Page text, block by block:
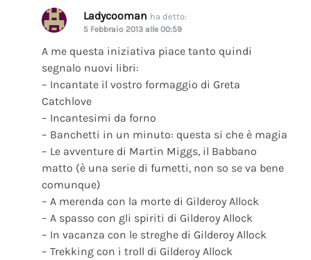
Ladycooman ha detto:
5 Febbraio 2013 alle 00:59
A me questa iniziativa piace tanto quindi
segnalo nuovi libri:
– Incantate il vostro formaggio di Greta
Catchlove
– Incantesimi da forno
– Banchetti in un minuto: questa si che è magia
– Le avventure di Martin Miggs, il Babbano
matto (è una serie di fumetti, non so se va bene
comunque)
– A merenda con la morte di Gilderoy Allock
– A spasso con gli spiriti di Gilderoy Allock
– In vacanza con le streghe di Gilderoy Allock
– Trekking con i troll di Gilderoy Allock